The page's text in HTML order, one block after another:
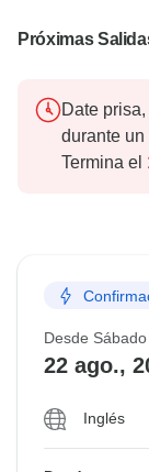
Próximas
Date
durante
Termina el
Desde Sábado
22 ago.,
Inglés